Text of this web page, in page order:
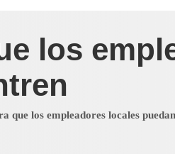
los
que los empleadores locales